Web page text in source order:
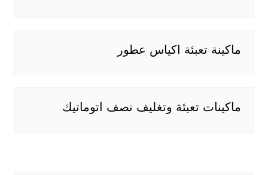
ماكينة تعبئة اكياس عطور
ماكينات تعبئة وتغليف نصف اتوماتيك